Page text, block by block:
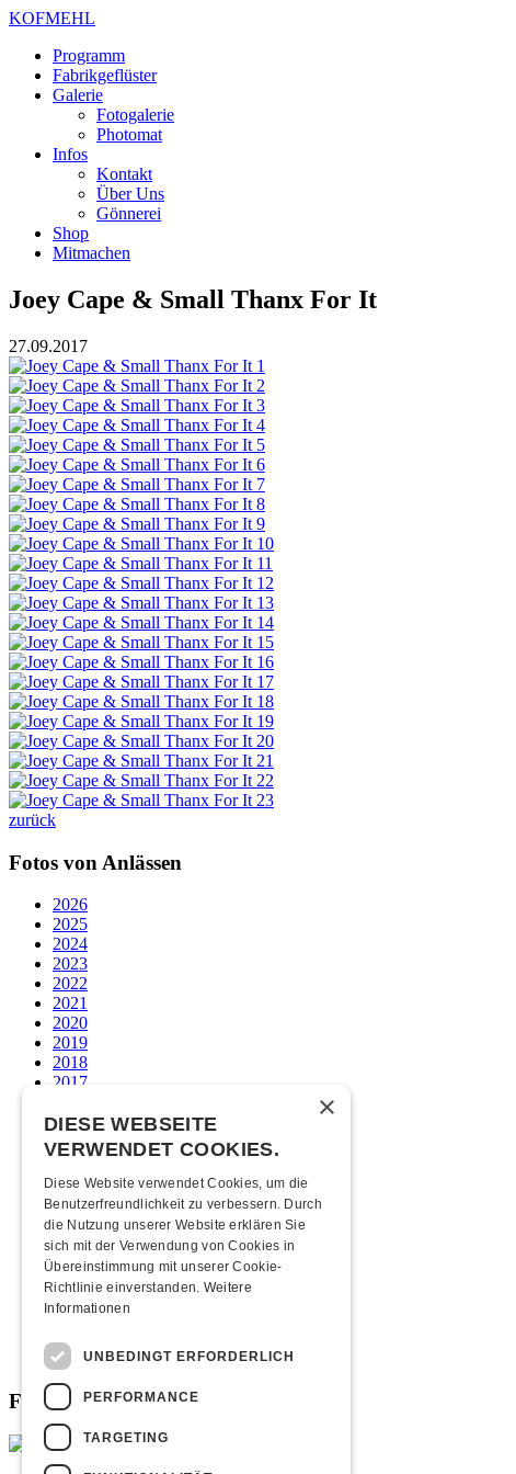
KOFMEHL
Programm
Fabrikgeflüster
Galerie
Fotogalerie
Photomat
Infos
Kontakt
Über Uns
Gönnerei
Shop
Mitmachen
Joey Cape & Small Thanx For It
27.09.2017
zurück
Fotos von Anlässen
2026
2025
2024
2023
2022
2021
2020
2019
2018
2017
2015
2014
2013
2012
2011
2010
2009
2008
2007
2006
2005
2004
2003
Fabrikgeflüster
×
DIESE WEBSEITE
VERWENDET COOKIES.
Diese Website verwendet Cookies, um die
Benutzerfreundlichkeit zu verbessern. Durch
die Nutzung unserer Website erklären Sie
sich mit der Verwendung von Cookies in
Übereinstimmung mit unserer Cookie-
Richtlinie einverstanden. Weitere
Informationen
UNBEDINGT ERFORDERLICH
PERFORMANCE
TARGETING